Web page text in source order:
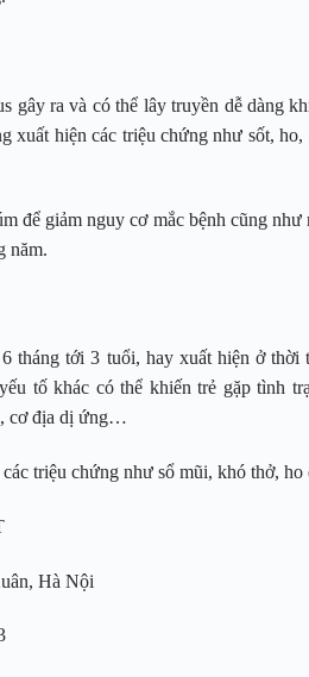
gây ra và có thể lây truyền dễ dàng
xuất hiện các triệu chứng như sốt,
để giảm nguy cơ mắc bệnh cũng
năm.
tháng tới 3 tuổi, hay xuất hiện ở thời
tố khác có thể khiến trẻ gặp tình
cơ địa dị ứng…
triệu chứng như sổ mũi, khó thở,
Hà Nội